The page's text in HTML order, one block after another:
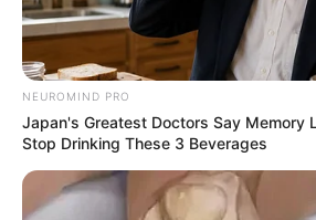
Cortesía - suministrada en redes
Trabajador muerto en accidente de
Por:Diego Alejandro Escobar Calle
Octubre 27, 2025
NEUROMIND PRO
Japan's Greatest Doctors Say Memory
Stop Drinking These 3 Beverages